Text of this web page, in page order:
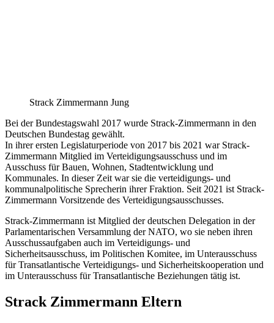
Strack Zimmermann Jung
Bei der Bundestagswahl 2017 wurde Strack-Zimmermann in den
Deutschen Bundestag gewählt.
In ihrer ersten Legislaturperiode von 2017 bis 2021 war Strack-
Zimmermann Mitglied im Verteidigungsausschuss und im
Ausschuss für Bauen, Wohnen, Stadtentwicklung und
Kommunales. In dieser Zeit war sie die verteidigungs- und
kommunalpolitische Sprecherin ihrer Fraktion. Seit 2021 ist Strack-
Zimmermann Vorsitzende des Verteidigungsausschusses.
Strack-Zimmermann ist Mitglied der deutschen Delegation in der
Parlamentarischen Versammlung der NATO, wo sie neben ihren
Ausschussaufgaben auch im Verteidigungs- und
Sicherheitsausschuss, im Politischen Komitee, im Unterausschuss
für Transatlantische Verteidigungs- und Sicherheitskooperation und
im Unterausschuss für Transatlantische Beziehungen tätig ist.
Strack Zimmermann Eltern